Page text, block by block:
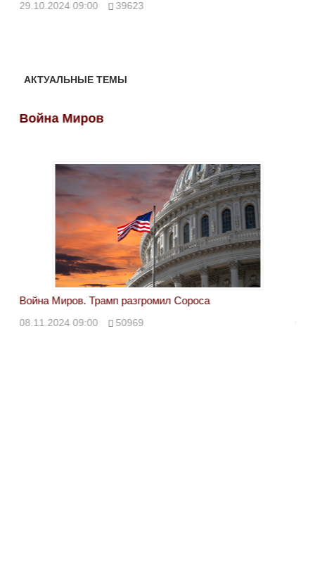
29.10.2024 09:00 39623
АКТУАЛЬНЫЕ ТЕМЫ
Война Миров
Война Миров. Трамп разгромил Сороса
08.11.2024 09:00 50969